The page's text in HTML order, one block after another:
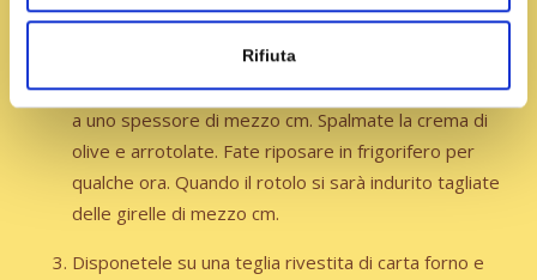
Rifiuta
poco alla volta fino a che non otterrete un impasto
Stendete l’impasto aiutandovi con della carta forno
a uno spessore di mezzo cm. Spalmate la crema di
olive e arrotolate. Fate riposare in frigorifero per
qualche ora. Quando il rotolo si sarà indurito tagliate
delle girelle di mezzo cm.
Disponetele su una teglia rivestita di carta forno e